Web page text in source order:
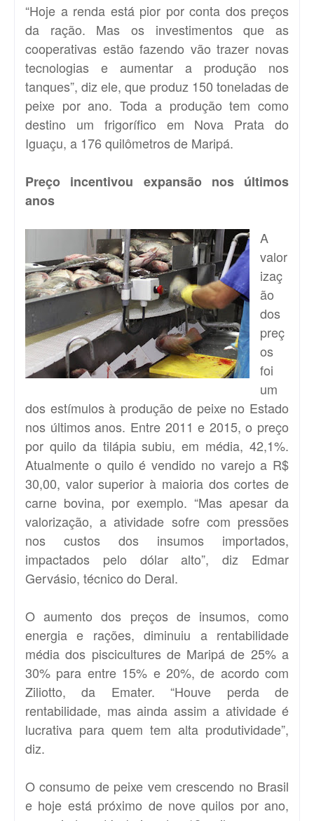
“Hoje a renda está pior por conta dos preços
da ração. Mas os investimentos que as
cooperativas estão fazendo vão trazer novas
tecnologias e aumentar a produção nos
tanques”, diz ele, que produz 150 toneladas de
peixe por ano. Toda a produção tem como
destino um frigorífico em Nova Prata do
Iguaçu, a 176 quilômetros de Maripá.
Preço incentivou expansão nos últimos
anos
A
valor
izaç
ão
dos
preç
os
foi
um
dos estímulos à produção de peixe no Estado
nos últimos anos. Entre 2011 e 2015, o preço
por quilo da tilápia subiu, em média, 42,1%.
Atualmente o quilo é vendido no varejo a R$
30,00, valor superior à maioria dos cortes de
carne bovina, por exemplo. “Mas apesar da
valorização, a atividade sofre com pressões
nos custos dos insumos importados,
impactados pelo dólar alto”, diz Edmar
Gervásio, técnico do Deral.
O aumento dos preços de insumos, como
energia e rações, diminuiu a rentabilidade
média dos piscicultures de Maripá de 25% a
30% para entre 15% e 20%, de acordo com
Ziliotto, da Emater. “Houve perda de
rentabilidade, mas ainda assim a atividade é
lucrativa para quem tem alta produtividade”,
diz.
O consumo de peixe vem crescendo no Brasil
e hoje está próximo de nove quilos por ano,